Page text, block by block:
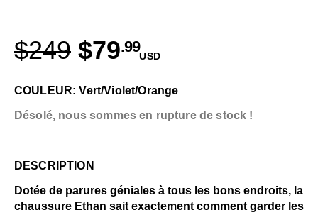
$249 $79.99
USD
COULEUR: Vert/Violet/Orange
Désolé, nous sommes en rupture de stock !
DESCRIPTION
Dotée de parures géniales à tous les bons endroits, la
chaussure Ethan sait exactement comment garder les